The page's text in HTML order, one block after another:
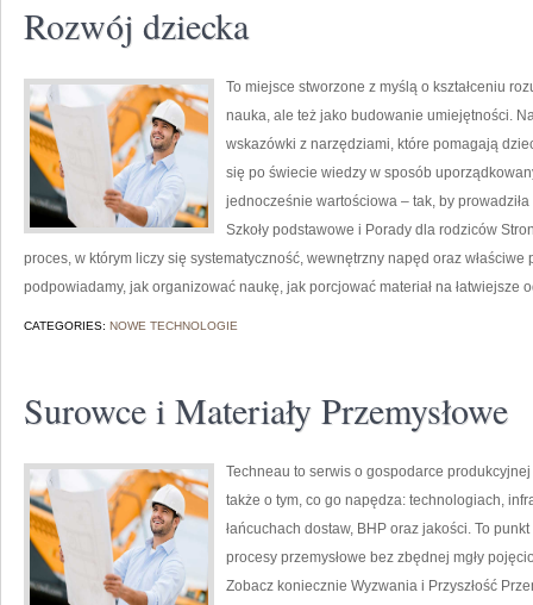
Rozwój dziecka
To miejsce stworzone z myślą o kształceniu
nauka, ale też jako budowanie umiejętności.
wskazówki z narzędziami, które pomagają
się po świecie wiedzy w sposób
jednocześnie wartościowa – tak, by
Szkoły podstawowe i Porady dla rodziców
proces, w którym liczy się systematyczność, wewnętrzny napęd oraz
podpowiadamy, jak organizować naukę, jak porcjować materiał na łatwiejsze
CATEGORIES: NOWE TECHNOLOGIE
Surowce i Materiały Przemysłowe
Techneau to serwis o gospodarce
także o tym, co go napędza: technologiach,
łańcuchach dostaw, BHP oraz jakości. To
procesy przemysłowe bez zbędnej mgły
Zobacz koniecznie Wyzwania i Przyszłość